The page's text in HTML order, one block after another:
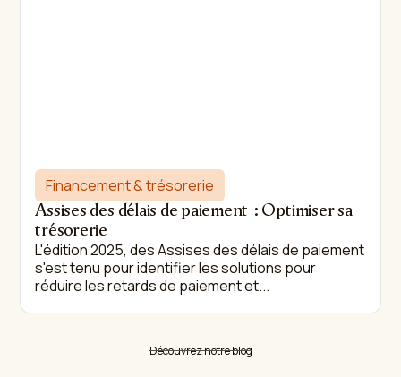
Financement & trésorerie
Assises des délais de paiement : Optimiser sa
trésorerie
L'édition 2025, des Assises des délais de paiement
s'est tenu pour identifier les solutions pour
réduire les retards de paiement et...
Découvrez notre blog